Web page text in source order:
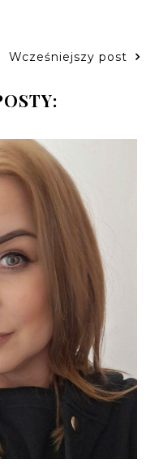
Wcześniejszy post